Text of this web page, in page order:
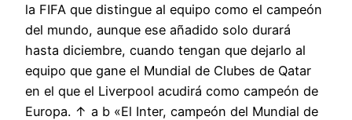
la FIFA que distingue al equipo como el campeón
del mundo, aunque ese añadido solo durará
hasta diciembre, cuando tengan que dejarlo al
equipo que gane el Mundial de Clubes de Qatar
en el que el Liverpool acudirá como campeón de
Europa. ↑ a b «El Inter, campeón del Mundial de